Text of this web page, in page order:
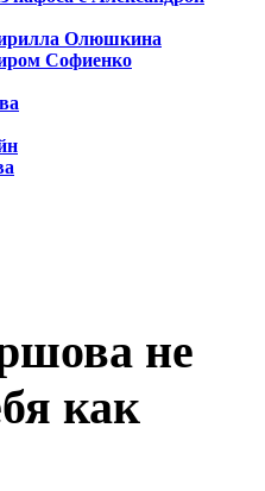
Олюшкина
Софиенко
не
как